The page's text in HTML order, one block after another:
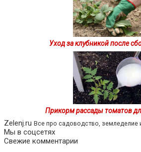
Уход за клубникой после
Прикорм рассады томатов
Zelenj.ru Все про садоводство, земледелие
Мы в соцсетях
Свежие комментарии